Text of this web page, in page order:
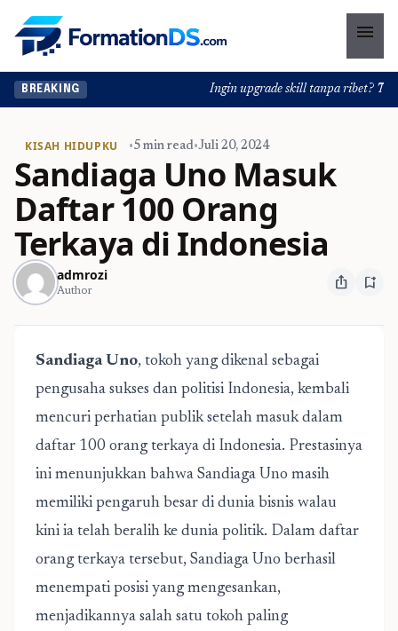
menu
BREAKING Ingin upgrade skill tanpa ribet?
KISAH HIDUPKU •5 min read•Juli 20, 2024
Sandiaga Uno Masuk
Daftar 100 Orang
Terkaya di Indonesia
admrozi
Author ios_share bookmark_add
Sandiaga Uno, tokoh yang dikenal sebagai
pengusaha sukses dan politisi Indonesia, kembali
mencuri perhatian publik setelah masuk dalam
daftar 100 orang terkaya di Indonesia. Prestasinya
ini menunjukkan bahwa Sandiaga Uno masih
memiliki pengaruh besar di dunia bisnis walau
kini ia telah beralih ke dunia politik. Dalam daftar
orang terkaya tersebut, Sandiaga Uno berhasil
menempati posisi yang mengesankan,
menjadikannya salah satu tokoh paling